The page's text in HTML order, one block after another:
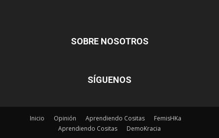
SOBRE NOSOTROS
SÍGUENOS
Inicio Opinión Aprendiendo Cositas
FemisHKa
Aprendiendo Cositas
DemoKracia